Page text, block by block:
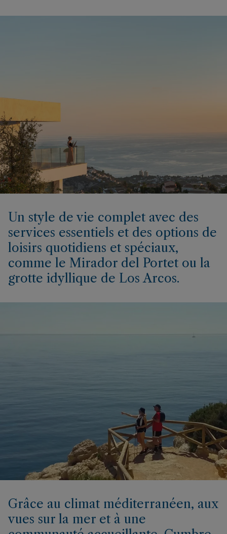
Un style de vie complet avec des
services essentiels et des options de
loisirs quotidiens et spéciaux,
comme le Mirador del Portet ou la
grotte idyllique de Los Arcos.
Grâce au climat méditerranéen, aux
vues sur la mer et à une